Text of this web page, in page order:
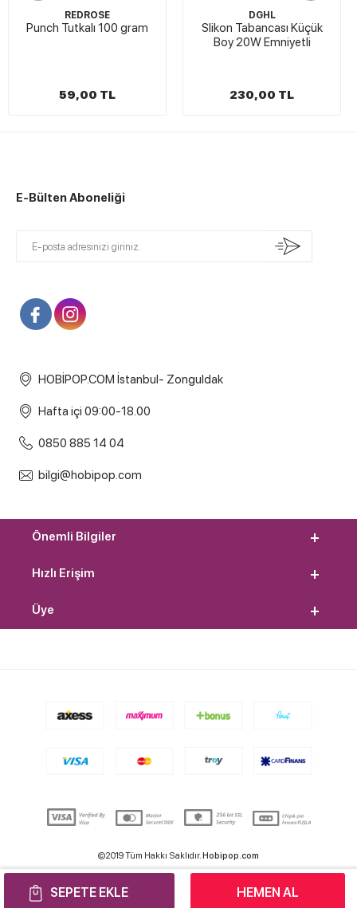
SEPETE EKLE HEMEN AL
gram
Slikon Tabancası Küçük
230,00 TL
Gütermann
Kumaş
206,00 TL
E-Bülten Aboneliği
HOBİPOP.COM İstanbul- Zonguldak
Hafta içi 09:00-18.00
0850 885 14 04
bilgi@hobipop.com
Önemli Bilgiler
Hızlı Erişim
Üye
©2019 Tüm Hakkı Saklıdır. Hobipop.com
T -SoftE-Ticaret Sistemleriyle Hazırlanmıştır.